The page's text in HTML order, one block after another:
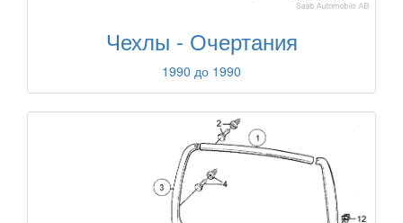
Чехлы - Очертания
1990 до 1990